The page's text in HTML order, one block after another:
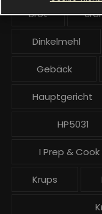
Brot
Dinkelmehl
Gebäck
Hauptgericht
HP5031
I Prep &
Krups